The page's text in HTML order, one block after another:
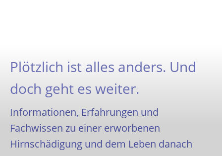
Plötzlich ist alles anders. Und
doch geht es weiter.
Informationen, Erfahrungen und
Fachwissen zu einer erworbenen
Hirnschädigung und dem Leben danach